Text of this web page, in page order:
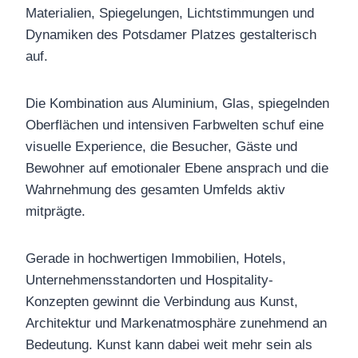
Materialien, Spiegelungen, Lichtstimmungen und
Dynamiken des Potsdamer Platzes gestalterisch
auf.
Die Kombination aus Aluminium, Glas, spiegelnden
Oberflächen und intensiven Farbwelten schuf eine
visuelle Experience, die Besucher, Gäste und
Bewohner auf emotionaler Ebene ansprach und die
Wahrnehmung des gesamten Umfelds aktiv
mitprägte.
Gerade in hochwertigen Immobilien, Hotels,
Unternehmensstandorten und Hospitality-
Konzepten gewinnt die Verbindung aus Kunst,
Architektur und Markenatmosphäre zunehmend an
Bedeutung. Kunst kann dabei weit mehr sein als